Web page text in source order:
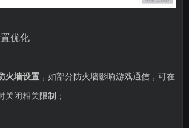
优化
火墙设置，如部分防火墙影响游戏通信，可在
关闭相关限制；